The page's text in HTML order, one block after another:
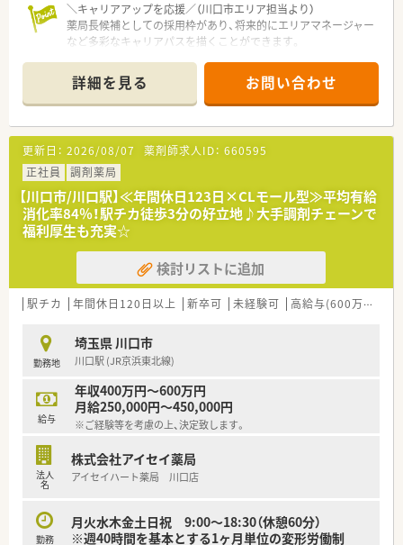
■患者様の健康づくりを総合的に支援するため、プライベートブ
ランドの健康食品を取り扱うなど未病対策にも注力していま
す。
■女性薬剤師が安心して長く働けるよう、産休や育休制度を充実
させており、復帰率は100パーセントという高い実績を誇りま
す。
■ハイレベルな薬剤師を育成するために、社内eラーニングを用
いた研修や外部研修への参加支援などを積極的に行っていま
す。
＼キャリアアップを応援／（川口市エリア担当より）
薬局長候補としての採用枠があり、将来的にエリアマネージャー
など多彩なキャリアパスを描くことができます。
【店舗情報と応需状況について】
■鳩ヶ谷駅から徒歩3分の好立地に位置しており、日々の通勤に
おいて非常に便利な環境がしっかりと整っています。
■医療モールに位置しており、内科や皮膚科など複数科目の処方
箋を1日250枚から300枚ほど応需しています。
■8名ほどの薬剤師が在籍しており、複数のスタッフで協力しな
がら業務を進めることができる充実した体制です。
【こんな方が活躍中】
■病院での勤務経験のみという方や調剤未経験からスタートし、
入社後にしっかりと専門スキルを身につけた方が多数います。
■実績が正当に評価される環境であるため、目標達成に向けて主
体的に取り組むことができる方が多く活躍している職場です。
■経営や数字を分析することが好きな方が、店舗の売上向上に貢
【こんな方にオススメ】
■高い有給消化率や手厚い福利厚生など、ワークライフバランス
を重視して長く安定して健康的に働きたい方におすすめです。
■処方箋対応だけでなく、市販薬や健康食品など幅広い商品知識
を身につけて実践的な提案力を高めたい方に適しています。
■将来的に管理職やスペシャリストを目指して、明確な評価制度
す。
め、幅広い専門知識と実践的なスキルを習得できる環境です。
詳細を見る お問い合わせ
更新日： 2026/08/07 薬剤師求人ID： 660595
正社員
調剤薬局
【川口市/川口駅】≪年間休日123日×CLモール型≫平均有給
消化率84％！駅チカ徒歩3分の好立地♪大手調剤チェーンで
福利厚生も充実☆
検討リストに追加
駅チカ 年間休日120日以上 新卒可 未経験可 高給与(600万円以上)
勤務地
埼玉県 川口市
川口駅 (JR京浜東北線)
給与
年収400万円～600万円
月給250,000円～450,000円
※ご経験等を考慮の上、決定致します。
法人
名
株式会社アイセイ薬局
アイセイハート薬局 川口店
勤務
月火水木金土日祝 9:00～18:30（休憩60分）
※週40時間を基本とする1ヶ月単位の変形労働制